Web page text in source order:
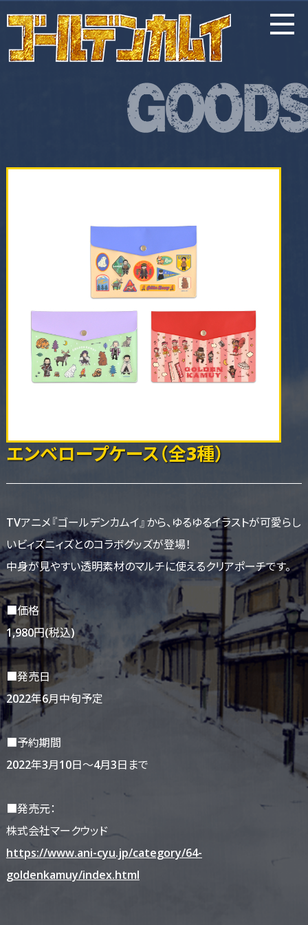
エンベロープケース（全3種）
TVアニメ『ゴールデンカムイ』から、ゆるゆるイラストが可愛らし
いビィズニィズとのコラボグッズが登場！
中身が見やすい透明素材のマルチに使えるクリアポーチです。
■価格
1,980円(税込)
■発売日
2022年6月中旬予定
■予約期間
2022年3月10日〜4月3日まで
■発売元：
株式会社マークウッド
https://www.ani-cyu.jp/category/64-
goldenkamuy/index.html